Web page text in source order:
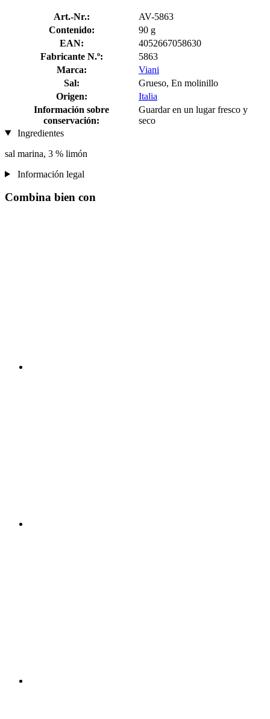
Art.-Nr.:
AV-5863
Contenido:
90 g
EAN:
4052667058630
Fabricante N.º:
5863
Marca:
Viani
Sal:
Grueso, En molinillo
Origen:
Italia
Información sobre
conservación:
Guardar en un lugar fresco y
seco
Ingredientes
sal marina, 3 % limón
Información legal
Combina bien con